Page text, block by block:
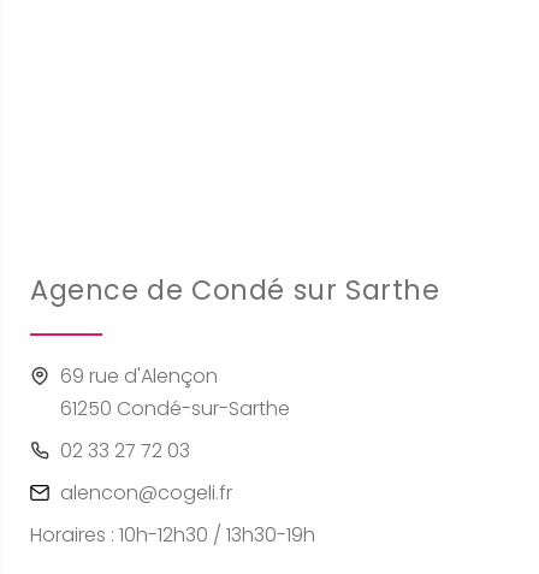
Agence de Condé sur Sarthe
69 rue d'Alençon
61250 Condé-sur-Sarthe
02 33 27 72 03
alencon@cogeli.fr
Horaires : 10h-12h30 / 13h30-19h